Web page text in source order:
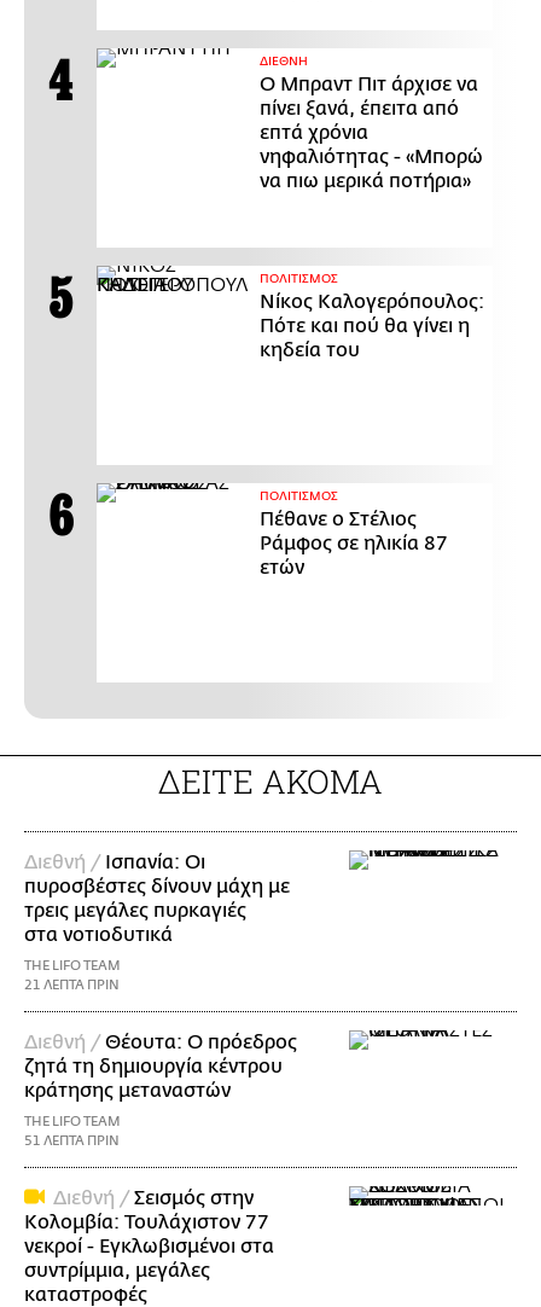
ΔΙΕΘΝΗ
Ο Μπραντ Πιτ άρχισε να
πίνει ξανά, έπειτα από
επτά χρόνια
νηφαλιότητας - «Μπορώ
να πιω μερικά ποτήρια»
ΠΟΛΙΤΙΣΜΟΣ
Νίκος Καλογερόπουλος:
Πότε και πού θα γίνει η
κηδεία του
ΠΟΛΙΤΙΣΜΟΣ
Πέθανε ο Στέλιος
Ράμφος σε ηλικία 87
ετών
ΔΕΙΤΕ ΑΚΟΜΑ
Διεθνή / Ισπανία: Οι
πυροσβέστες δίνουν μάχη με
τρεις μεγάλες πυρκαγιές
στα νοτιοδυτικά
THE LIFO TEAM
21 ΛΕΠΤΑ ΠΡΙΝ
Διεθνή /Θέουτα: Ο πρόεδρος
ζητά τη δημιουργία κέντρου
κράτησης μεταναστών
THE LIFO TEAM
51 ΛΕΠΤΑ ΠΡΙΝ
Διεθνή /Σεισμός στην
Κολομβία: Τουλάχιστον 77
νεκροί - Εγκλωβισμένοι στα
συντρίμμια, μεγάλες
καταστροφές